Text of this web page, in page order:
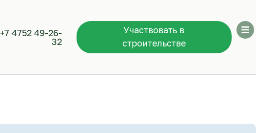
+7 4752 49-26-
32
Участвовать в
строительстве